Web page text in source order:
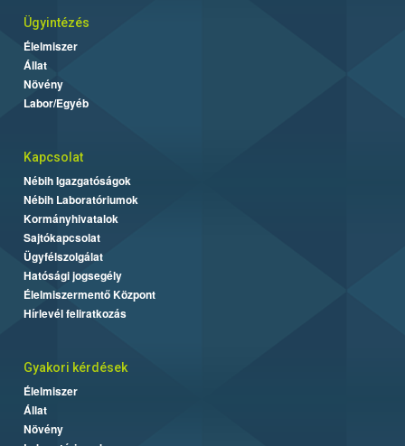
Ügyintézés
Élelmiszer
Állat
Növény
Labor/Egyéb
Kapcsolat
Nébih Igazgatóságok
Nébih Laboratóriumok
Kormányhivatalok
Sajtókapcsolat
Ügyfélszolgálat
Hatósági jogsegély
Élelmiszermentő Központ
Hírlevél feliratkozás
Gyakori kérdések
Élelmiszer
Állat
Növény